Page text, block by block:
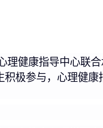
理健康指导中心联
极参与， 心理健康